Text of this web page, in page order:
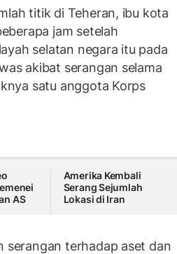
titik di Teheran, ibu kota
jam setelah
selatan negara itu pada
akibat serangan selama
satu anggota Korps
AS
Amerika Kembali
Serang Sejumlah
Lokasi di Iran
serangan terhadap aset dan